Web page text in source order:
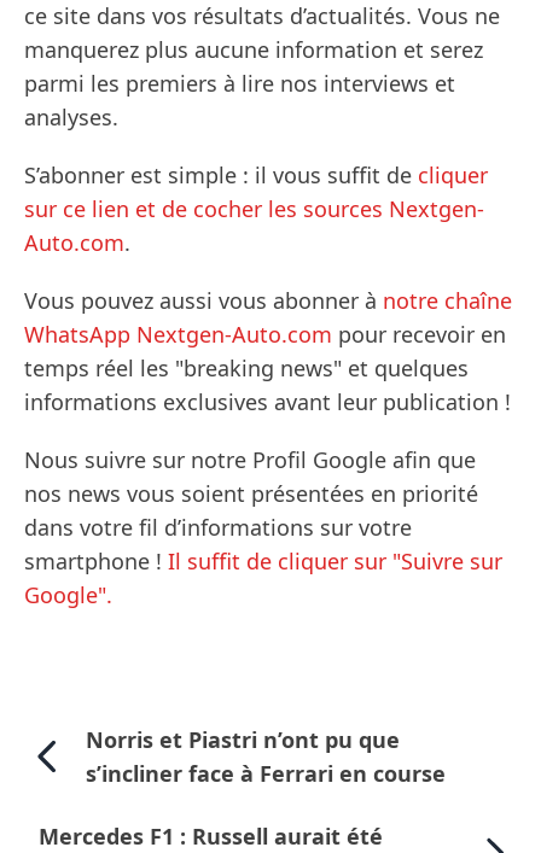
ce site dans vos résultats d’actualités. Vous ne
manquerez plus aucune information et serez
parmi les premiers à lire nos interviews et
analyses.
S’abonner est simple : il vous suffit de cliquer
sur ce lien et de cocher les sources Nextgen-
Auto.com.
Vous pouvez aussi vous abonner à notre chaîne
WhatsApp Nextgen-Auto.com pour recevoir en
temps réel les "breaking news" et quelques
informations exclusives avant leur publication !
Nous suivre sur notre Profil Google afin que
nos news vous soient présentées en priorité
dans votre fil d’informations sur votre
smartphone ! Il suffit de cliquer sur "Suivre sur
Google".
Norris et Piastri n’ont pu que
s’incliner face à Ferrari en course
Mercedes F1 : Russell aurait été